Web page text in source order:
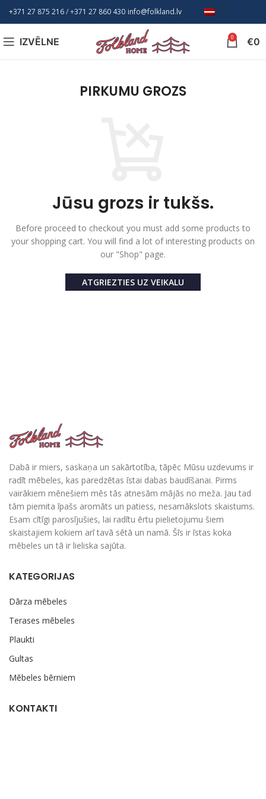
+371 27 875 216/ +371 27 860 430 info@folkland.lv LV
IZVĒLNE 0 €0
PIRKUMU GROZS
Jūsu grozs ir tukšs.
Before proceed to checkout you must add some products to
your shopping cart. You will find a lot of interesting products on
our "Shop" page.
ATGRIEZTIES UZ VEIKALU
Dabā ir miers, saskaņa un sakārtotība, tāpēc Mūsu uzdevums ir
radīt mēbeles, kas paredzētas īstai dabas baudīšanai. Pirms
vairākiem mēnešiem mēs tās atnesām mājās no meža. Jau tad
tām piemita īpašs aromāts un patiess, nesamākslots skaistums.
Esam cītīgi parosījušies, lai radītu ērtu pielietojumu šiem
skaistajiem kokiem arī tavā sētā un namā. Šīs ir īstas koka
mēbeles un tā ir lieliska sajūta.
KATEGORIJAS
Dārza mēbeles
Terases mēbeles
Plaukti
Gultas
Mēbeles bērniem
KONTAKTI